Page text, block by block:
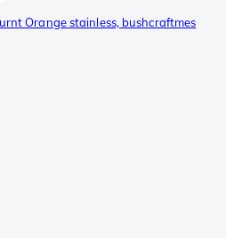
Orange stainless, bushcraftmes